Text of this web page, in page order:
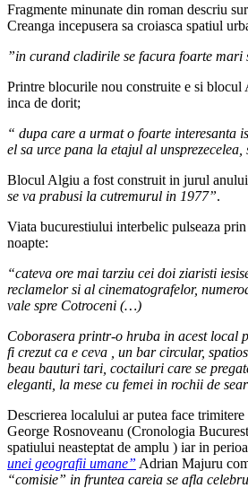
Fragmente minunate din roman descriu
Creanga incepusera sa croiasca spatiul
”in curand cladirile se facura foarte
Printre blocurile nou construite e si blocul
inca de dorit;
“ dupa care a urmat o foarte interesanta
el sa urce pana la etajul al
Blocul Algiu a fost construit in jurul
se va prabusi la cutremurul in 1977”.
Viata bucurestiului interbelic pulseaza
noapte:
“cateva ore mai tarziu cei doi ziaristi
reclamelor si al cinematografelor,
vale spre Cotroceni (…)
Coborasera printr-o hruba in acest local
fi crezut ca e ceva , un bar circular,
beau bauturi tari, coctailuri care se
eleganti, la mese cu femei in rochii de
Descrierea localului ar putea face
George Rosnoveanu (Cronologia
spatiului neasteptat de amplu ) iar in
unei geografii umane” Adrian Majuru
“comisie” in fruntea careia se afla